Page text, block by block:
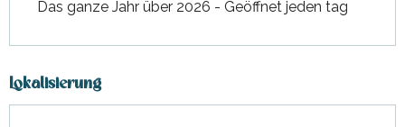
Das ganze Jahr über 2026 - Geöffnet jeden tag
Lokalisierung